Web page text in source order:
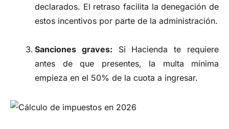
declarados. El retraso facilita la denegación de
estos incentivos por parte de la administración.
Sanciones graves: Si Hacienda te requiere
antes de que presentes, la multa mínima
empieza en el 50% de la cuota a ingresar.